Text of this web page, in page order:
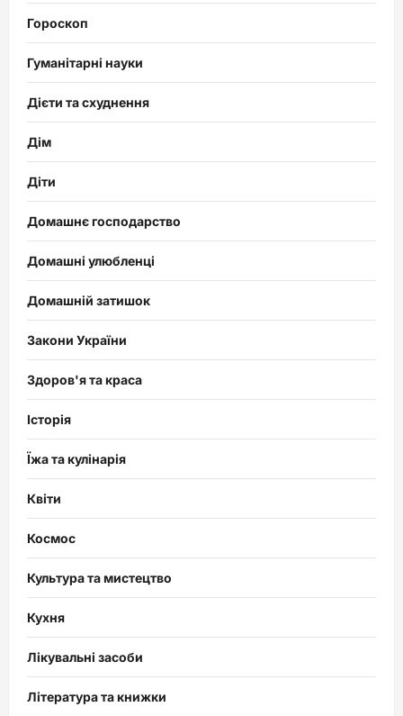
Гороскоп
Гуманітарні науки
Дієти та схуднення
Дім
Діти
Домашнє господарство
Домашні улюбленці
Домашній затишок
Закони України
Здоров'я та краса
Історія
Їжа та кулінарія
Квіти
Космос
Культура та мистецтво
Кухня
Лікувальні засоби
Література та книжки